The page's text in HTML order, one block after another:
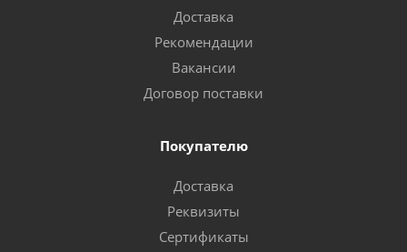
Доставка
Рекомендации
Вакансии
Договор поставки
Покупателю
Доставка
Реквизиты
Сертификаты